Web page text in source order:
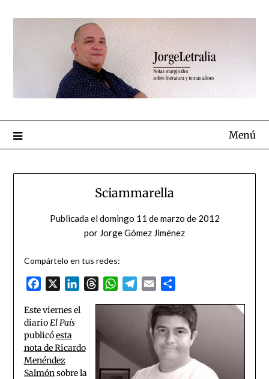
Menú
Sciammarella
Publicada eldomingo 11 de marzo de 2012
por Jorge Gómez Jiménez
Compártelo en tus redes:
Facebook LinkedInThreadsWhatsAppTelegram
Email
Este viernesel
diario El País
publicóesta
nota de Ricardo
Menéndez
Salmón sobre la